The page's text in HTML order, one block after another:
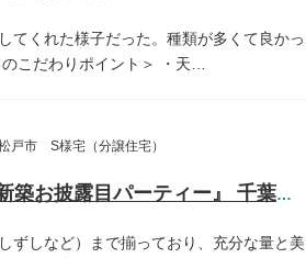
てくれた様子だった。種類が多くて良かっ
こだわりポイント＞ ・天…
戸市 S様宅（分譲住宅）
開催しました! 『新築お披露目パーティー』 千葉県松戸市 S様宅
ずしなど）まで揃っており、充分な量と美